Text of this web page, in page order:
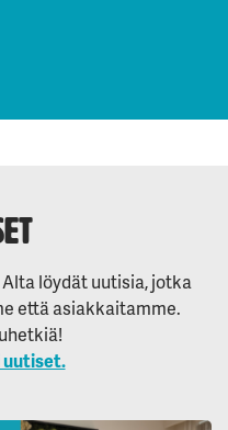
löydät uutisia, jotka
että asiakkaitamme.
uutiset.